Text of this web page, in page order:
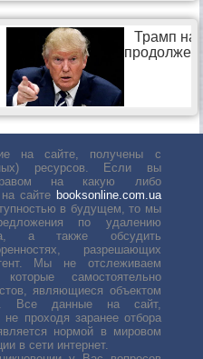
на сайте, получены с
ресурсов. Если вы
на какую либо
сайте booksonline.com.ua
в будущем, то мы
по удалению
а также обсудить
разрешающих
Мы не отслеживаем
самостоятельно
являющиеся объектом
Все данные на сайт,
не проходя заранее отбора
нормой в мировом
в сети интернет.